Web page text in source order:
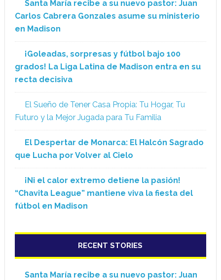
Santa María recibe a su nuevo pastor: Juan
Carlos Cabrera Gonzales asume su ministerio
en Madison
¡Goleadas, sorpresas y fútbol bajo 100
grados! La Liga Latina de Madison entra en su
recta decisiva
El Sueño de Tener Casa Propia: Tu Hogar, Tu
Futuro y la Mejor Jugada para Tu Familia
El Despertar de Monarca: El Halcón Sagrado
que Lucha por Volver al Cielo
¡Ni el calor extremo detiene la pasión!
“Chavita League” mantiene viva la fiesta del
fútbol en Madison
RECENT STORIES
Santa María recibe a su nuevo pastor: Juan